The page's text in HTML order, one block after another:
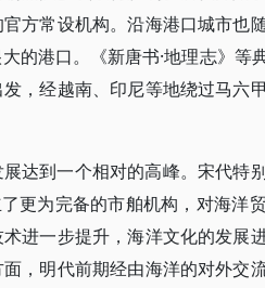
方常设机构。沿海港口城市也
的港口。《新唐书·地理志》等
，经越南、印尼等地绕过马六
达到一个相对的高峰。宋代特
更为完备的市舶机构，对海洋
进一步提升，海洋文化的发展
，明代前期经由海洋的对外交